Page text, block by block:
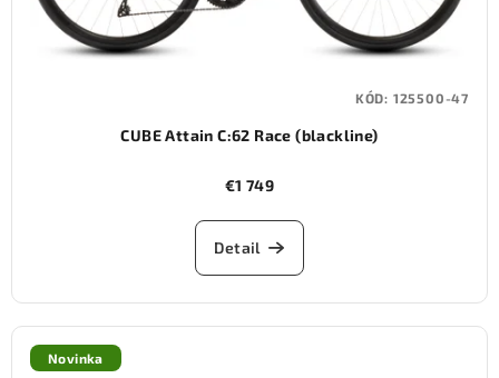
CUBE Attain C:62 Race (blackline)
€1 749
Detail
KÓD: 125500-47
Novinka